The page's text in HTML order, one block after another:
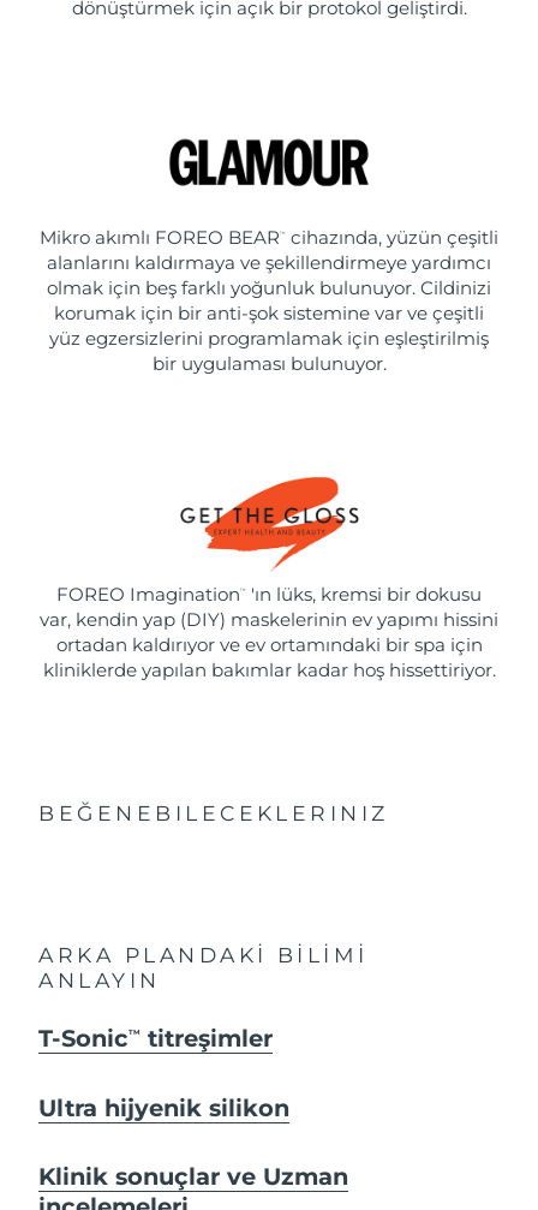
dönüştürmek için açık bir protokol geliştirdi.
Mikro akımlı FOREO BEAR ™
cihazında, yüzün çeşitli
alanlarını kaldırmaya ve şekillendirmeye yardımcı
olmak için beş farklı yoğunluk bulunuyor. Cildinizi
korumak için bir anti-şok sistemine var ve çeşitli
yüz egzersizlerini programlamak için eşleştirilmiş
bir uygulaması bulunuyor.
FOREO Imagination ™
'ın lüks, kremsi bir dokusu
var, kendin yap (DIY) maskelerinin ev yapımı hissini
ortadan kaldırıyor ve ev ortamındaki bir spa için
kliniklerde yapılan bakımlar kadar hoş hissettiriyor.
BEĞENEBILECEKLERINIZ
ARKA PLANDAKİ BİLİMİ
ANLAYIN
T-SonicTM titreşimler
Ultra hijyenik silikon
Klinik sonuçlar ve Uzman